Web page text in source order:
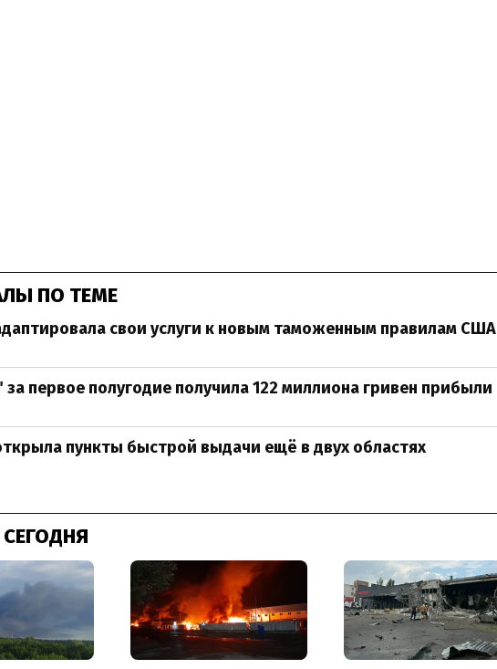
ПО ТЕМЕ
свои услуги к новым таможенным правилам США
за первое полугодие получила 122 миллиона гривен прибыли
пункты быстрой выдачи ещё в двух областях